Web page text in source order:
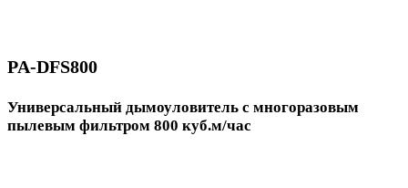
PA-DFS800
Универсальный дымоуловитель c многоразовым
пылевым фильтром 800 куб.м/час